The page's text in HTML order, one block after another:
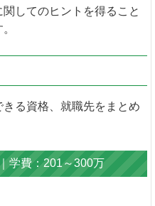
してのヒントを得ること
る資格、就職先をまとめ
学費：201～300万